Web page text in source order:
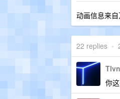
动画信息来
22 replies •
你